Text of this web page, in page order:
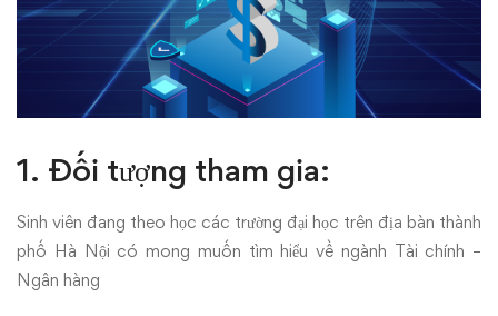
1. Đối tượng tham gia:
Sinh viên đang theo học các trường đại học trên địa bàn thành
phố Hà Nội có mong muốn tìm hiểu về ngành Tài chính –
Ngân hàng